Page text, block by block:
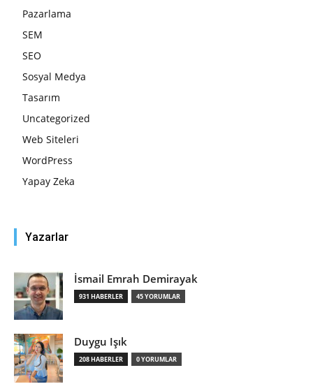
Pazarlama
SEM
SEO
Sosyal Medya
Tasarım
Uncategorized
Web Siteleri
WordPress
Yapay Zeka
Yazarlar
İsmail Emrah Demirayak
931 HABERLER 45 YORUMLAR
Duygu Işık
208 HABERLER 0 YORUMLAR